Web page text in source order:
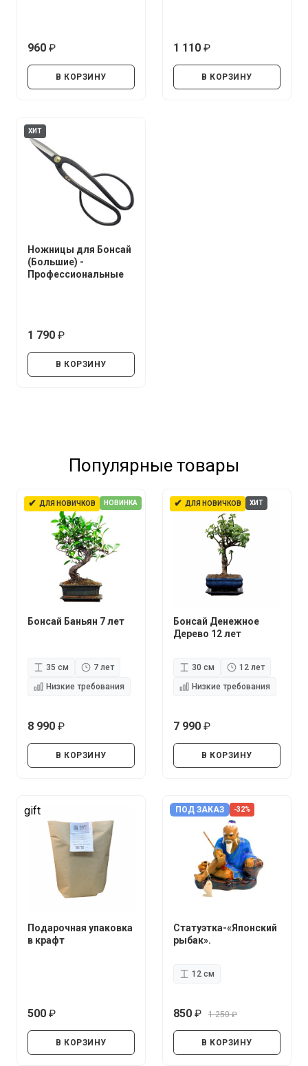
960
В КОРЗИНУ
1 110
В КОРЗИНУ
ХИТ
Ножницы для Бонсай
(Большие) -
Профессиональные
1 790
В КОРЗИНУ
Популярные товары
✔ ДЛЯ НОВИЧКОВ НОВИНКА
Бонсай Баньян 7 лет
35 см
7 лет
Низкие требования
8 990
В КОРЗИНУ
✔ ДЛЯ НОВИЧКОВ ХИТ
Бонсай Денежное
Дерево 12 лет
30 см
12 лет
Низкие требования
7 990
В КОРЗИНУ
gift
Подарочная упаковка
в крафт
500
В КОРЗИНУ
ПОД ЗАКАЗ -32%
Статуэтка-«Японский
рыбак».
12 см
850
1 250
В КОРЗИНУ